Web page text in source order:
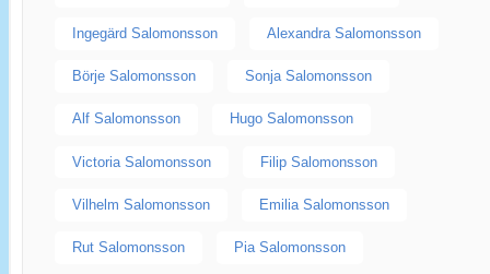
Ingegärd Salomonsson Alexandra Salomonsson
Börje Salomonsson Sonja Salomonsson
Alf Salomonsson Hugo Salomonsson
Victoria Salomonsson Filip Salomonsson
Vilhelm Salomonsson Emilia Salomonsson
Rut Salomonsson Pia Salomonsson